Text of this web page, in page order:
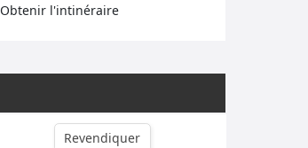
Obtenir l'intinéraire
Revendiquer